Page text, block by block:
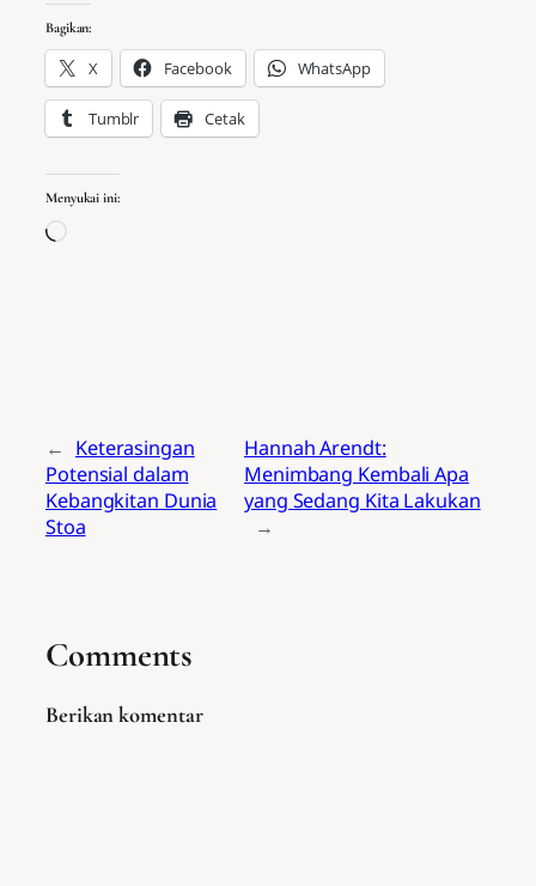
Bagikan:
X Facebook WhatsApp
Tumblr Cetak
Menyukai ini:
Memuat...
← Keterasingan
Potensial dalam
Kebangkitan Dunia
Stoa
Hannah Arendt:
Menimbang Kembali Apa
yang Sedang Kita Lakukan
→
Comments
Berikan komentar